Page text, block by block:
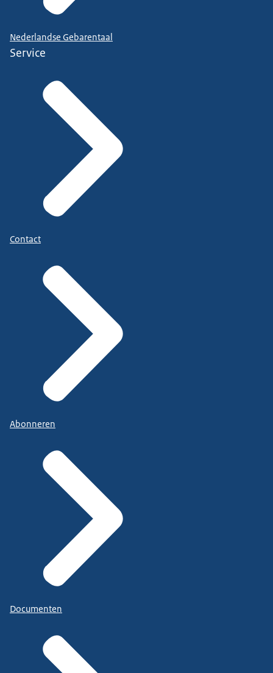
Nederlandse Gebarentaal
Service
Contact
Abonneren
Documenten